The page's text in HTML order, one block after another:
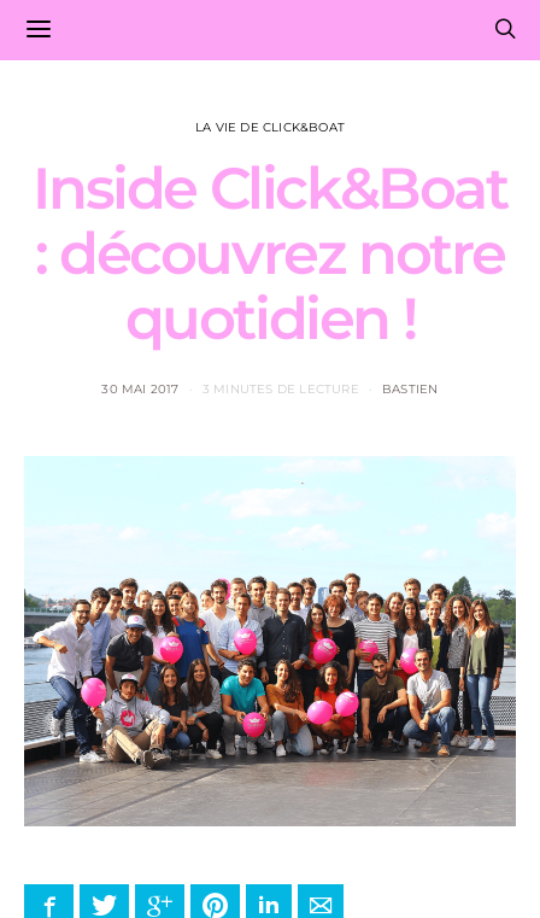
LA VIE DE CLICK&BOAT
Inside Click&Boat
: découvrez notre
quotidien !
30 MAI 2017 3 MINUTES DE LECTURE BASTIEN
FacebookTwitter Google+ PinterestLinkedInE-mail